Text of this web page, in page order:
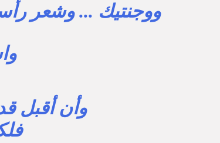
ووجنتيك ... وشعر
وأن أقبل